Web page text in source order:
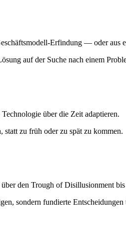
Erfindung — oder aus
auf der Suche nach einem
über die Zeit adaptieren.
zu früh oder zu spät zu kommen.
den Trough of Disillusionment
sondern fundierte Entscheidungen